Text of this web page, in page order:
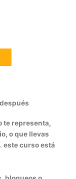
te representa,
o que llevas
este curso está